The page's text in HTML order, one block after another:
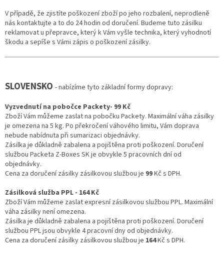
V případě, že zjistíte poškození zboží po jeho rozbalení, neprodleně
nás kontaktujte a to do 24 hodin od doručení. Budeme tuto zásilku
reklamovat u přepravce, který k Vám vyšle technika, který vyhodnotí
škodu a sepíše s Vámi zápis o poškození zásilky.
SLOVENSKO - nabízíme tyto základní formy dopravy:
Vyzvednutí na pobočce Packety- 99 Kč
Zboží Vám můžeme zaslat na pobočku Packety. Maximální váha zásilky
je omezena na 5 kg. Po překročení váhového limitu, Vám doprava
nebude nabídnuta při sumarizaci objednávky.
Zásilka je důkladně zabalena a pojištěna proti poškození. Doručení
službou Packeta Z-Boxes SK je obvykle 5 pracovních dní od
objednávky.
Cena za doručení zásilky zásilkovou službou je 99Kč s DPH.
Zásilková služba PPL - 164 Kč
Zboží Vám můžeme zaslat expresní zásilkovou službou PPL. Maximální
váha zásilky není omezena.
Zásilka je důkladně zabalena a pojištěna proti poškození. Doručení
službou PPL jsou obvykle 4 pracovní dny od objednávky.
Cena za doručení zásilky zásilkovou službou je 164Kč s DPH.